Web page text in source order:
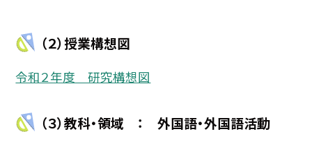
（２）授業構想図
令和２年度 研究構想図
（３）教科・領域 ： 外国語・外国語活動